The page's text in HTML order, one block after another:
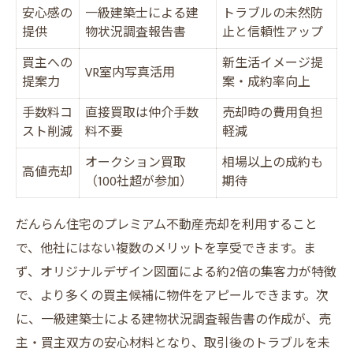
安心感の
提供
一級建築士による建
物状況調査報告書
トラブルの未然防
止と信頼性アップ
買主への
提案力
VR室内写真活用
新生活イメージ提
案・成約率向上
手数料コ
スト削減
直接買取は仲介手数
料不要
売却時の費用負担
軽減
高値売却
オークション買取
（100社超が参加）
相場以上の成約も
期待
だんらん住宅のプレミアム不動産売却を利用すること
で、他社にはない複数のメリットを享受できます。ま
ず、オリジナルデザイン図面による約2倍の集客力が特徴
で、より多くの買主候補に物件をアピールできます。次
に、一級建築士による建物状況調査報告書の作成が、売
主・買主双方の安心材料となり、取引後のトラブルを未